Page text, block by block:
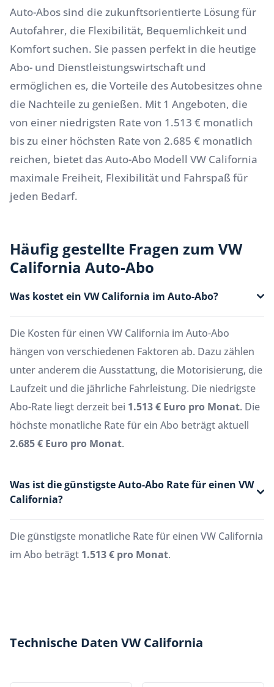
Auto-Abos sind die zukunftsorientierte Lösung für
Autofahrer, die Flexibilität, Bequemlichkeit und
Komfort suchen. Sie passen perfekt in die heutige
Abo- und Dienstleistungswirtschaft und
ermöglichen es, die Vorteile des Autobesitzes ohne
die Nachteile zu genießen. Mit 1 Angeboten, die
von einer niedrigsten Rate von 1.513 € monatlich
bis zu einer höchsten Rate von 2.685 € monatlich
reichen, bietet das Auto-Abo Modell VW California
maximale Freiheit, Flexibilität und Fahrspaß für
jeden Bedarf.
Häufig gestellte Fragen zum VW
California Auto-Abo
Was kostet ein VW California im Auto-Abo?
Die Kosten für einen VW California im Auto-Abo
hängen von verschiedenen Faktoren ab. Dazu zählen
unter anderem die Ausstattung, die Motorisierung, die
Laufzeit und die jährliche Fahrleistung. Die niedrigste
Abo-Rate liegt derzeit bei 1.513 € Euro pro Monat. Die
höchste monatliche Rate für ein Abo beträgt aktuell
2.685 € Euro pro Monat.
Was ist die günstigste Auto-Abo Rate für einen VW
California?
Die günstigste monatliche Rate für einen VW California
im Abo beträgt 1.513 € pro Monat.
Technische Daten VW California